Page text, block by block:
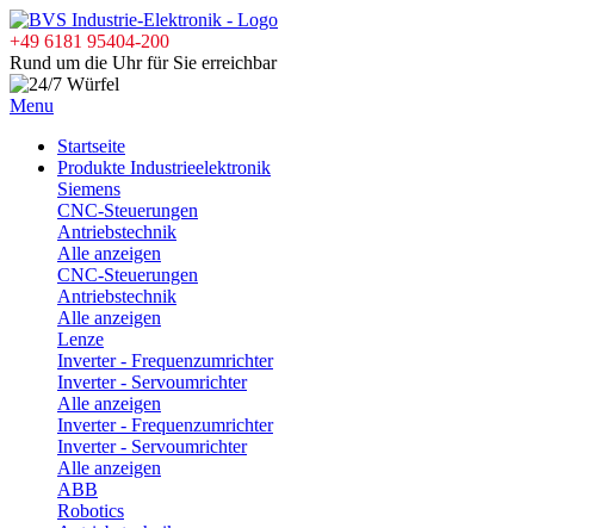
+49 6181 95404-200
Rund um die Uhr für Sie erreichbar
Menu
Startseite
Produkte Industrieelektronik
Siemens
CNC-Steuerungen
Antriebstechnik
Alle anzeigen
CNC-Steuerungen
Antriebstechnik
Alle anzeigen
Lenze
Inverter - Frequenzumrichter
Inverter - Servoumrichter
Alle anzeigen
Inverter - Frequenzumrichter
Inverter - Servoumrichter
Alle anzeigen
ABB
Robotics